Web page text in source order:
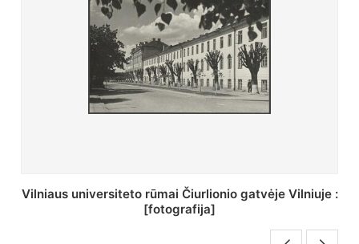
St. Batoro universiteto J. Pilsudskio kolegija :
[fotografija]